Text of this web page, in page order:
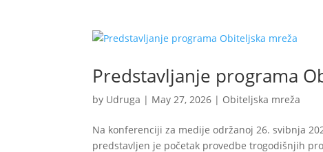
Predstavljanje programa
by Udruga | May 27, 2026 | Obiteljska mreža
Na konferenciji za medije održanoj 26. svibnja
predstavljen je početak provedbe trogodišnjih